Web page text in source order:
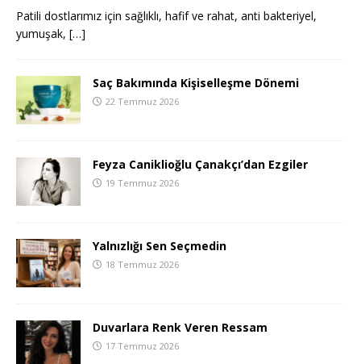
Patili dostlarımız için sağlıklı, hafif ve rahat, anti bakteriyel,
yumuşak, […]
Saç Bakımında Kişiselleşme Dönemi
22 Temmuz 2026
Feyza Caniklioğlu Çanakçı’dan Ezgiler
19 Temmuz 2026
Yalnızlığı Sen Seçmedin
18 Temmuz 2026
Duvarlara Renk Veren Ressam
17 Temmuz 2026